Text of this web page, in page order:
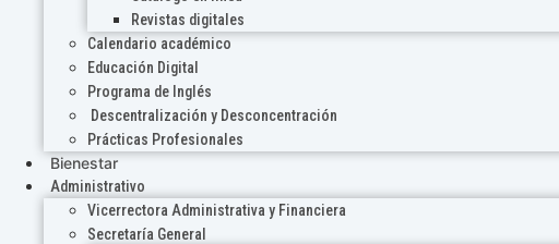
Revistas digitales
Calendario académico
Educación Digital
Programa de Inglés
Descentralización y Desconcentración
Prácticas Profesionales
Bienestar
Administrativo
Vicerrectora Administrativa y Financiera
Secretaría General